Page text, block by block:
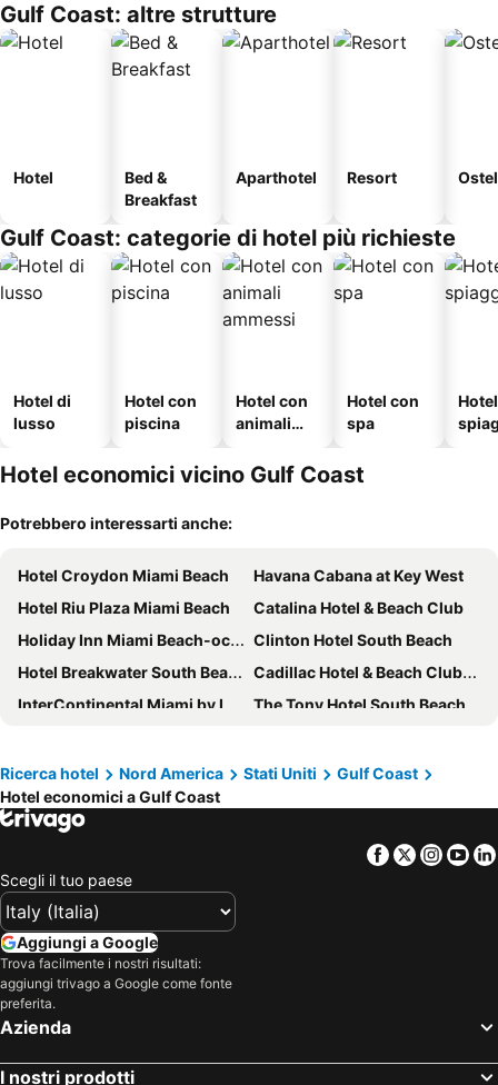
Gulf Coast: altre strutture
Hotel
Bed &
Breakfast
Aparthotel Resort
Gulf Coast: categorie di hotel più richieste
Hotel di
lusso
Hotel con
piscina
Hotel con
animali
Hotel con
spa
Hotel economici vicino Gulf Coast
Potrebbero interessarti anche:
Hotel Croydon Miami Beach
Havana Cabana at Key West
Hotel Riu Plaza Miami Beach
Catalina Hotel & Beach Club
Holiday Inn Miami Beach-oceanfront By Ihg
Clinton Hotel South Beach
Hotel Breakwater South Beach
Cadillac Hotel & Beach Club, Autograph Collection
InterContinental Miami by IHG
The Tony Hotel South Beach
citizenM Miami Worldcenter
Miami International Airport Hotel
Sherry Frontenac Oceanfront Hotel
Southernmost Beach Resort
Smart Brickell Hotel
The Betsy - South Beach
Ramada Plaza by Wyndham Marco Polo Beach Resort
Doral Inn & Suites Miami Airport West
Rosen Inn at Pointe Orlando
Hilton New Orleans Riverside
Holiday Inn Miami-international Airport By Ihg
1 Hotel South Beach
Ricerca hotel Nord America Stati Uniti
Gulf Coast
Hotel economici a Gulf Coast
Facebook
Twitter
Scegli il tuo paese
Aggiungi a Google
Trova facilmente i nostri risultati:
aggiungi trivago a Google come fonte
preferita.
Azienda
I nostri prodotti